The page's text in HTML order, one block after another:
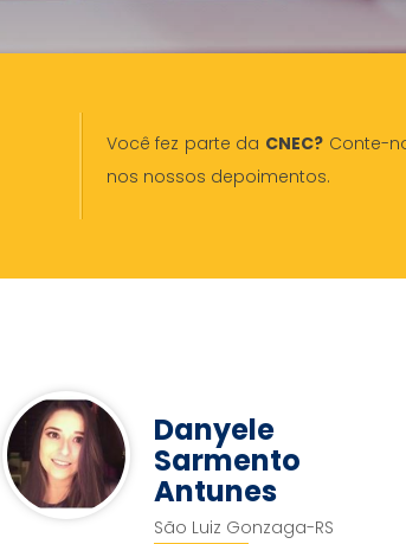
Você fez parte da CNEC? Conte-
nos nossos depoimentos.
Danyele
Sarmento
Antunes
São Luiz Gonzaga-RS